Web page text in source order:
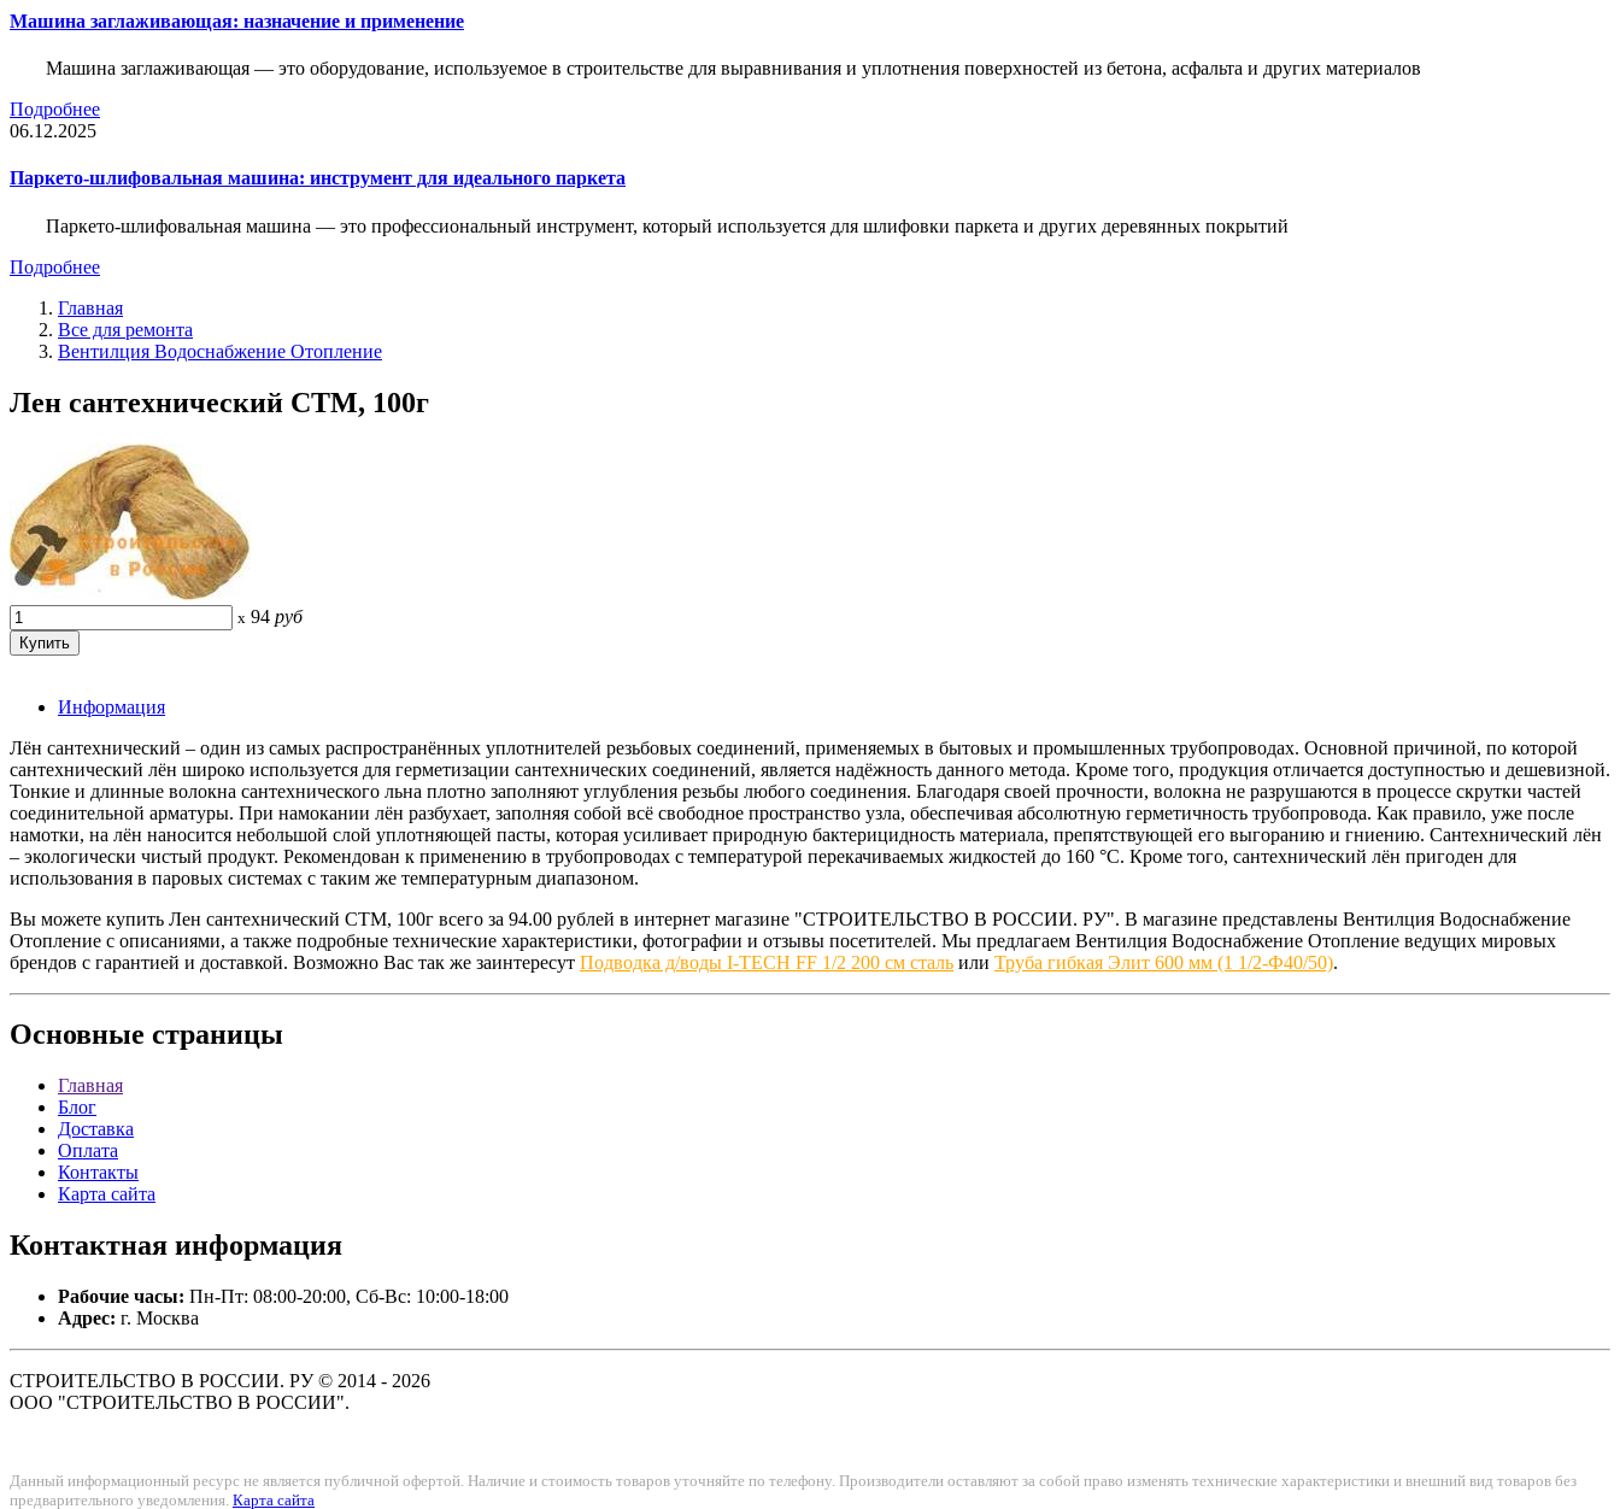
Машина заглаживающая: назначение и применение
Машина заглаживающая — это оборудование, используемое в строительстве для выравнивания и уплотнения поверхностей из бетона, асфальта и других материалов
Подробнее
06.12.2025
Паркето-шлифовальная машина: инструмент для идеального паркета
Паркето-шлифовальная машина — это профессиональный инструмент, который используется для шлифовки паркета и других деревянных покрытий
Подробнее
Главная
Все для ремонта
Вентилция Водоснабжение Отопление
Лен сантехнический СТМ, 100г
x 94 руб
Информация
Лён сантехнический – один из самых распространённых уплотнителей резьбовых соединений, применяемых в бытовых и промышленных трубопроводах. Основной причиной, по которой
сантехнический лён широко используется для герметизации сантехнических соединений, является надёжность данного метода. Кроме того, продукция отличается доступностью и дешевизной.
Тонкие и длинные волокна сантехнического льна плотно заполняют углубления резьбы любого соединения. Благодаря своей прочности, волокна не разрушаются в процессе скрутки частей
соединительной арматуры. При намокании лён разбухает, заполняя собой всё свободное пространство узла, обеспечивая абсолютную герметичность трубопровода. Как правило, уже после
намотки, на лён наносится небольшой слой уплотняющей пасты, которая усиливает природную бактерицидность материала, препятствующей его выгоранию и гниению. Сантехнический лён
– экологически чистый продукт. Рекомендован к применению в трубопроводах с температурой перекачиваемых жидкостей до 160 °С. Кроме того, сантехнический лён пригоден для
использования в паровых системах с таким же температурным диапазоном.
Вы можете купить Лен сантехнический СТМ, 100г всего за 94.00 рублей в интернет магазине "СТРОИТЕЛЬСТВО В РОССИИ. РУ". В магазине представлены Вентилция Водоснабжение
Отопление с описаниями, а также подробные технические характеристики, фотографии и отзывы посетителей. Мы предлагаем Вентилция Водоснабжение Отопление ведущих мировых
брендов с гарантией и доставкой. Возможно Вас так же заинтересут Подводка д/воды I-TECH FF 1/2 200 см сталь или Труба гибкая Элит 600 мм (1 1/2-Ф40/50).
Основные страницы
Главная
Блог
Доставка
Оплата
Контакты
Карта сайта
Контактная информация
Рабочие часы: Пн-Пт: 08:00-20:00, Сб-Вс: 10:00-18:00
Адрес: г. Москва
СТРОИТЕЛЬСТВО В РОССИИ. РУ © 2014 - 2026
ООО "СТРОИТЕЛЬСТВО В РОССИИ".
Данный информационный ресурс не является публичной офертой. Наличие и стоимость товаров уточняйте по телефону. Производители оставляют за собой право изменять технические характеристики и внешний вид товаров без
предварительного уведомления. Карта сайта